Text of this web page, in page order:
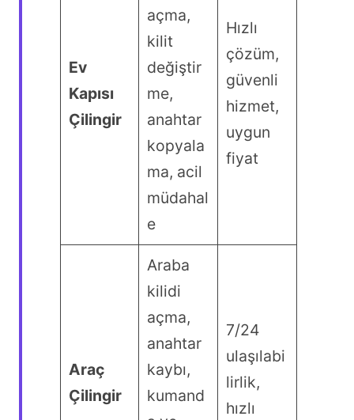
Ev
Kapısı
Çilingir
açma,
kilit
değiştir
me,
anahtar
kopyala
ma, acil
müdahal
e
Hızlı
çözüm,
güvenli
hizmet,
uygun
fiyat
Araç
Çilingir
Araba
kilidi
açma,
anahtar
kaybı,
kumand
7/24
ulaşılabi
lirlik,
hızlı